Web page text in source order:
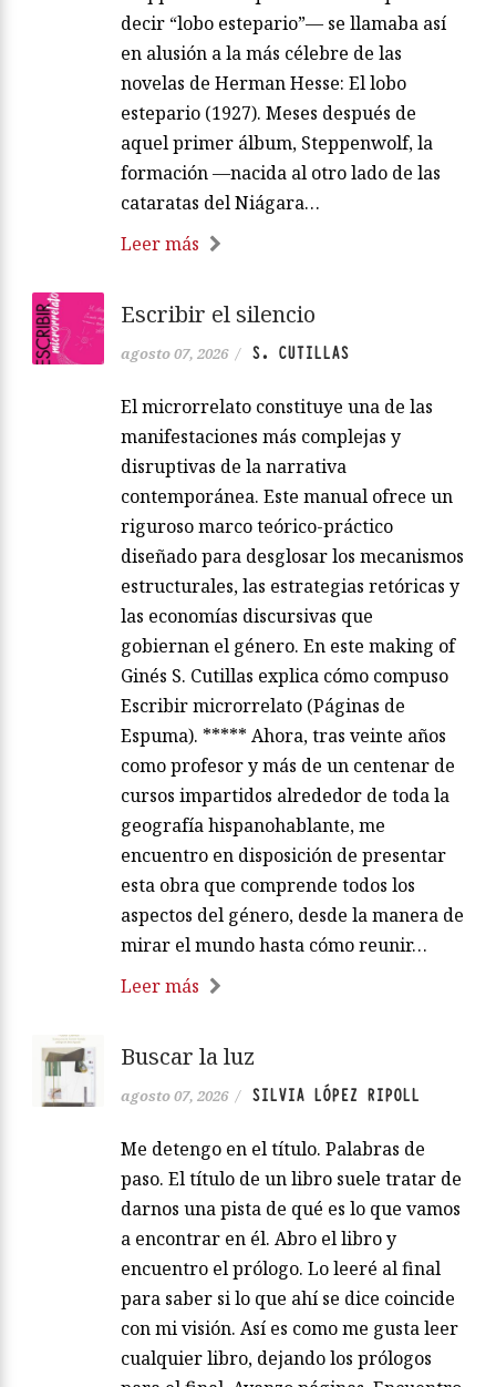
decir “lobo estepario”— se llamaba así
en alusión a la más célebre de las
novelas de Herman Hesse: El lobo
estepario (1927). Meses después de
aquel primer álbum, Steppenwolf, la
formación —nacida al otro lado de las
cataratas del Niágara…
Leer más
Escribir el silencio
agosto 07, 2026 / S. CUTILLAS
El microrrelato constituye una de las
manifestaciones más complejas y
disruptivas de la narrativa
contemporánea. Este manual ofrece un
riguroso marco teórico-práctico
diseñado para desglosar los mecanismos
estructurales, las estrategias retóricas y
las economías discursivas que
gobiernan el género. En este making of
Ginés S. Cutillas explica cómo compuso
Escribir microrrelato (Páginas de
Espuma). ***** Ahora, tras veinte años
como profesor y más de un centenar de
cursos impartidos alrededor de toda la
geografía hispanohablante, me
encuentro en disposición de presentar
esta obra que comprende todos los
aspectos del género, desde la manera de
mirar el mundo hasta cómo reunir…
Leer más
Buscar la luz
agosto 07, 2026 / SILVIA LÓPEZ RIPOLL
Me detengo en el título. Palabras de
paso. El título de un libro suele tratar de
darnos una pista de qué es lo que vamos
a encontrar en él. Abro el libro y
encuentro el prólogo. Lo leeré al final
para saber si lo que ahí se dice coincide
con mi visión. Así es como me gusta leer
cualquier libro, dejando los prólogos